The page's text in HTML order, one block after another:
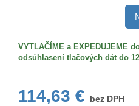
VYTLAČÍME a EXPEDUJEME
odsúhlasení tlačových dát do
114,63 €
bez DPH